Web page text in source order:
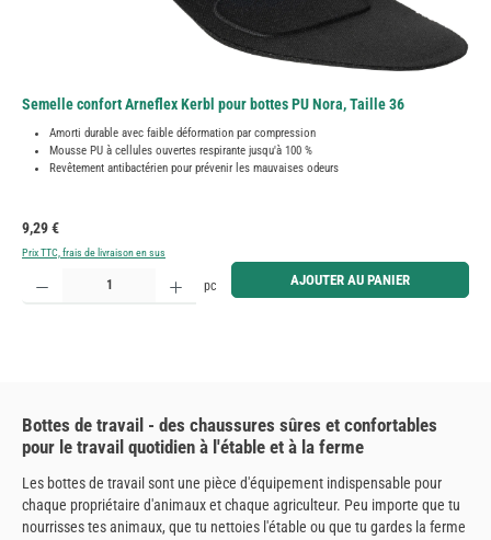
Semelle confort Arneflex Kerbl pour bottes PU Nora, Taille 36
Amorti durable avec faible déformation par compression
Mousse PU à cellules ouvertes respirante jusqu'à 100 %
Revêtement antibactérien pour prévenir les mauvaises odeurs
Prix régulier :
9,29 €
Prix TTC, frais de livraison en sus
Quantité de produit : Entrez la quantité souhaitée ou utilisez les boutons pour augmenter ou
pc AJOUTER AU PANIER
Bottes de travail - des chaussures sûres et confortables
pour le travail quotidien à l'étable et à la ferme
Les bottes de travail sont une pièce d'équipement indispensable pour
chaque propriétaire d'animaux et chaque agriculteur. Peu importe que tu
nourrisses tes animaux, que tu nettoies l'étable ou que tu gardes la ferme